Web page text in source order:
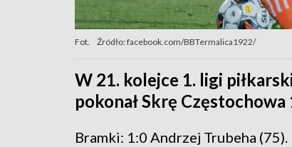
Fot. Źródło: facebook.com/BBTermalica1922/
W 21. kolejce 1. ligi
pokonał Skrę Częstochowa
Bramki: 1:0 Andrzej Trubeha (75).